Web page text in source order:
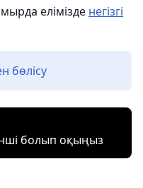
елімізде негізгі
бөлісу
болып оқыңыз